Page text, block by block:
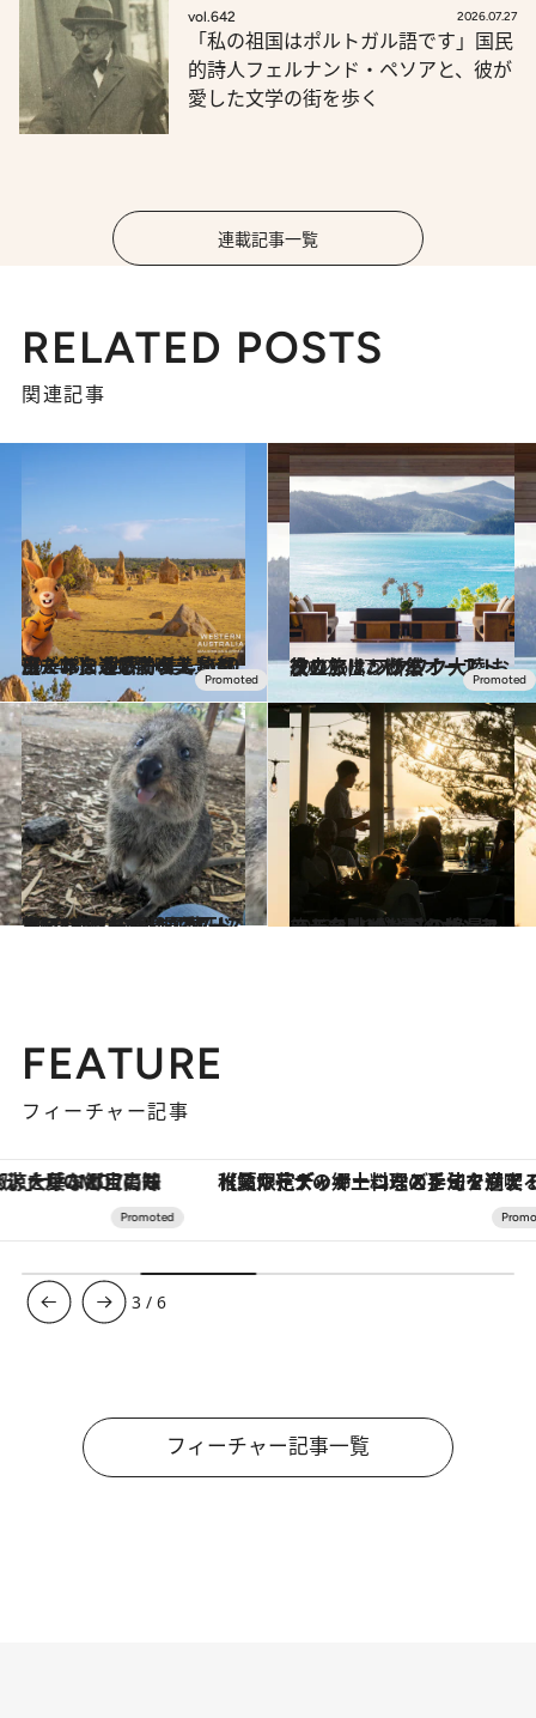
vol.642 2026.07.27
「私の祖国はポルトガル語です」国民
的詩人フェルナンド・ペソアと、彼が
愛した文学の街を歩く
連載記事一覧
RELATED POSTS
関連記事
2024.3.1
【一年を通じてベストシーズン】 世界一美しい都市・パースで満喫！ 旅に出たくなる感動の美景 10選
旅＆お出かけ 2022.6.17
次の旅は、断然オーストラリア！ ワクワク大陸 お役立ちリンク集
旅＆お出かけ
2023.11.18
人口166人の島に1万匹以上!? “世界一幸せな動物”クオッカの楽園 オーストラリア【ロットネスト島】
旅＆お出かけ 2023.12.22
シティ・ビーチのサンセットを眺めながらシーフードを！ パースの絶景レストラン【3選】
旅＆お出かけ
FEATURE
フィーチャー記事
【夏限定ディナーコース】旬を迎える稚鮎や花ズッキーニなどをイタリア・トスカーナの郷土料理の手法で満喫！ 【銀座で出合う最旬美容】美髪ケアや上質
3 /6
フィーチャー記事一覧